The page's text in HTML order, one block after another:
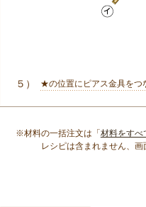
５） ★の位置にピアス金具をつ
※材料の一括注文は「材料をすべ
レシピは含まれません、画